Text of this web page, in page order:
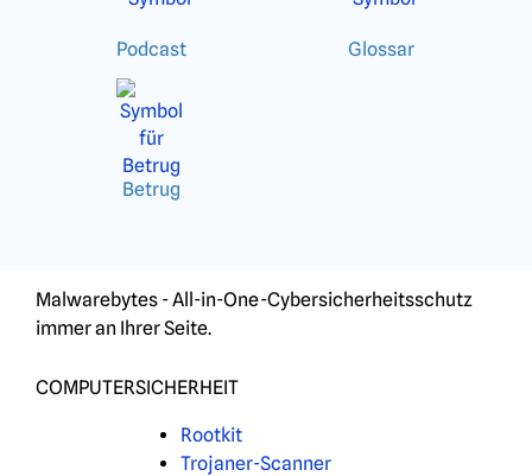
Podcast Glossar
Betrug
Malwarebytes - All-in-One-Cybersicherheitsschutz
immer an Ihrer Seite.
COMPUTERSICHERHEIT
Rootkit
Trojaner-Scanner